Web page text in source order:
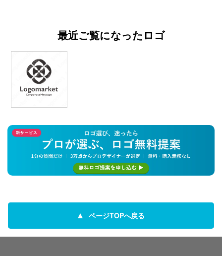
最近ご覧になったロゴ
ページTOPへ戻る